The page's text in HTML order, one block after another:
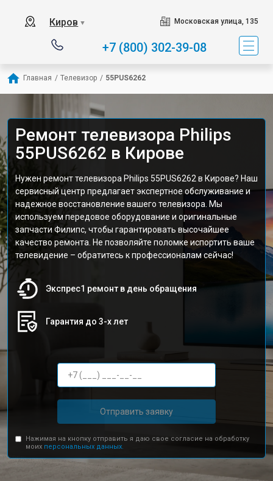
Киров ▼ Московская улица, 135
+7 (800) 302-39-08
Главная / Телевизор / 55PUS6262
Ремонт телевизора Philips
55PUS6262 в Кирове
Нужен ремонт телевизора Philips 55PUS6262 в Кирове? Наш
сервисный центр предлагает экспертное обслуживание и
надежное восстановление вашего телевизора. Мы
используем передовое оборудование и оригинальные
запчасти Филипс, чтобы гарантировать высочайшее
качество ремонта. Не позволяйте поломке испортить ваше
телевидение – обратитесь к профессионалам сейчас!
Экспрес1 ремонт в день обращения
Гарантия до 3-х лет
Отправить заявку
Нажимая на кнопку отправить я даю свое согласие на обработку
моих персональных данных.